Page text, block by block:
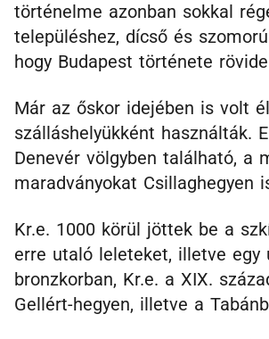
történelme azonban sokkal
településhez, dícső és
hogy Budapest története
Már az őskor idejében is volt
szálláshelyükként használták.
Denevér völgyben található, a
maradványokat
Kr.e. 1000 körül jöttek be a
erre utaló leleteket, illetve
bronzkorban, Kr.e. a XIX.
Gellért-hegyen, illetve a